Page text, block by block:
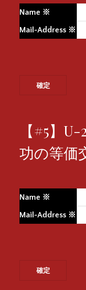
Name ※
Mail-Address ※
【#5】
功の等価
Name ※
Mail-Address ※